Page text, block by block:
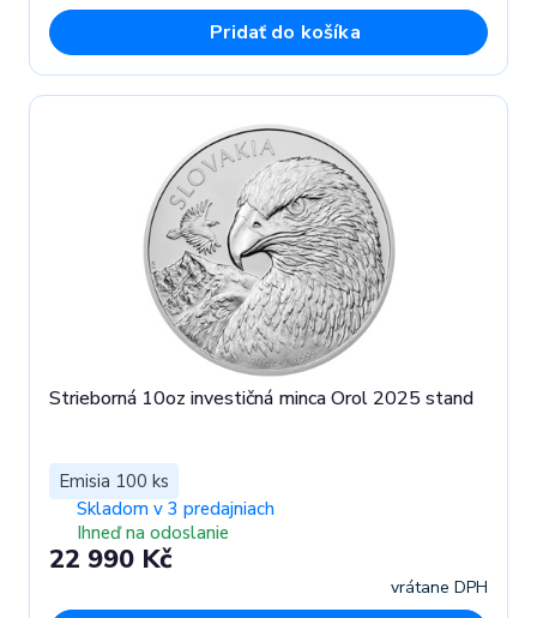
Pridať do košíka
Strieborná 10oz investičná minca Orol 2025 stand
Emisia 100 ks
Skladom v 3 predajniach
Ihneď na odoslanie
22 990 Kč
vrátane DPH